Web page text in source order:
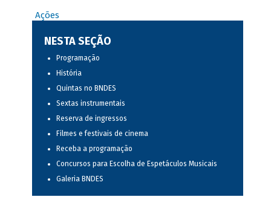
Ações
NESTA SEÇÃO
Programação
História
Quintas no BNDES
Sextas instrumentais
Reserva de ingressos
Filmes e festivais de cinema
Receba a programação
Concursos para Escolha de Espetáculos Musicais
Galeria BNDES